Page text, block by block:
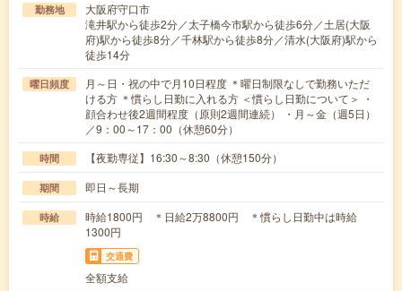
勤務地
大阪府守口市
滝井駅から徒歩2分／太子橋今市駅から徒歩6分／土居(大阪
府)駅から徒歩8分／千林駅から徒歩8分／清水(大阪府)駅から
徒歩14分
曜日頻度
月～日・祝の中で月10日程度 ＊曜日制限なしで勤務いただ
ける方 ＊慣らし日勤に入れる方 ＜慣らし日勤について＞ ・
顔合わせ後2週間程度（原則2週間連続） ・月～金（週5日）
／9：00～17：00（休憩60分）
時間 【夜勤専従】16:30～8:30（休憩150分）
期間 即日～長期
時給
時給1800円 ＊日給2万8800円 ＊慣らし日勤中は時給
1300円
交通費
全額支給